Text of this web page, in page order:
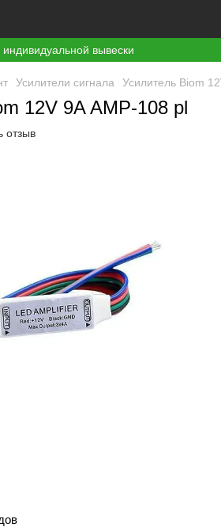
индивидуальной вывески
Усилители сигнала Усилитель Biom
12V 9A AMP-108 pl
отзыв